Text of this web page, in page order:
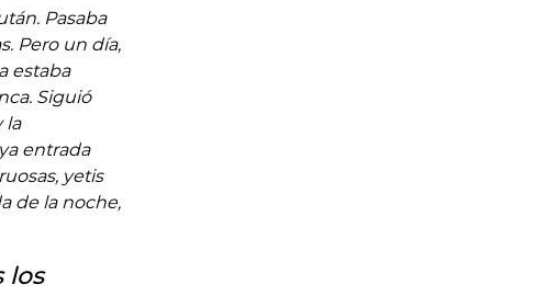
Pasaba
Pero un día,
estaba
Siguió
la
entrada
yetis
de la noche,
los